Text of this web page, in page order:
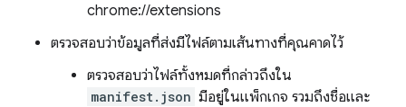
chrome://extensions
ตรวจสอบว่าข้อมูลที่ส่งมีไฟล์ตามเส้นทางที่คุณคาดไว้
ตรวจสอบว่าไฟล์ทั้งหมดที่กล่าวถึงใน
manifest.json มีอยู่ในแพ็กเกจ รวมถึงชื่อและ